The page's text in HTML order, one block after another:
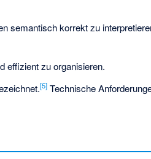
semantisch korrekt zu
effizient zu organisieren.
[5] Technische